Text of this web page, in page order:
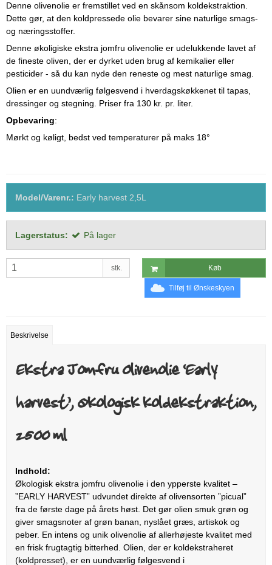
Denne olivenolie er fremstillet ved en skånsom koldekstraktion.
Dette gør, at den koldpressede olie bevarer sine naturlige smags-
og næringsstoffer.
Denne økoligiske ekstra jomfru olivenolie er udelukkende lavet af
de fineste oliven, der er dyrket uden brug af kemikalier eller
pesticider - så du kan nyde den reneste og mest naturlige smag.
Olien er en uundværlig følgesvend i hverdagskøkkenet til tapas,
dressinger og stegning. Priser fra 130 kr. pr. liter.
Opbevaring:
Mørkt og køligt, bedst ved temperaturer på maks 18°
Model/Varenr.: Early harvest 2,5L
Lagerstatus: På lager
stk. Køb
Tilføj til Ønskeskyen
Beskrivelse
Ekstra Jomfru Olivenolie ‘Early
harvest’, Økologisk koldekstraktion,
2500 ml
Indhold:
Økologisk ekstra jomfru olivenolie i den ypperste kvalitet –
”EARLY HARVEST” udvundet direkte af olivensorten ”picual”
fra de første dage på årets høst. Det gør olien smuk grøn og
giver smagsnoter af grøn banan, nyslået græs, artiskok og
peber. En intens og unik olivenolie af allerhøjeste kvalitet med
en frisk frugtagtig bitterhed. Olien, der er koldekstraheret
(koldpresset), er en uundværlig følgesvend i